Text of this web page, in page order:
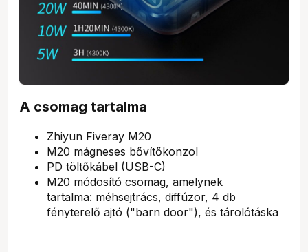
A csomag tartalma
Zhiyun Fiveray M20
M20 mágneses bővítőkonzol
PD töltőkábel (USB-C)
M20 módosító csomag, amelynek
tartalma: méhsejtrács, diffúzor, 4 db
fényterelő ajtó ("barn door"), és tárolótáska